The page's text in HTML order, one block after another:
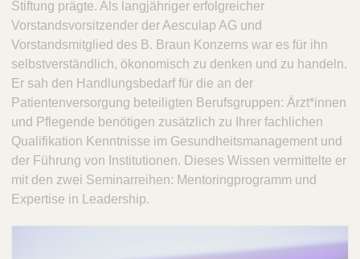
Stiftung prägte. Als langjähriger erfolgreicher
Vorstandsvorsitzender der Aesculap AG und
Vorstandsmitglied des B. Braun Konzerns war es für ihn
selbstverständlich, ökonomisch zu denken und zu handeln.
Er sah den Handlungsbedarf für die an der
Patientenversorgung beteiligten Berufsgruppen: Ärzt*innen
und Pflegende benötigen zusätzlich zu Ihrer fachlichen
Qualifikation Kenntnisse im Gesundheitsmanagement und
der Führung von Institutionen. Dieses Wissen vermittelte er
mit den zwei Seminarreihen: Mentoringprogramm und
Expertise in Leadership.